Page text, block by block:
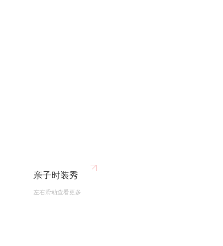
亲子时装秀
左右滑动查看更多